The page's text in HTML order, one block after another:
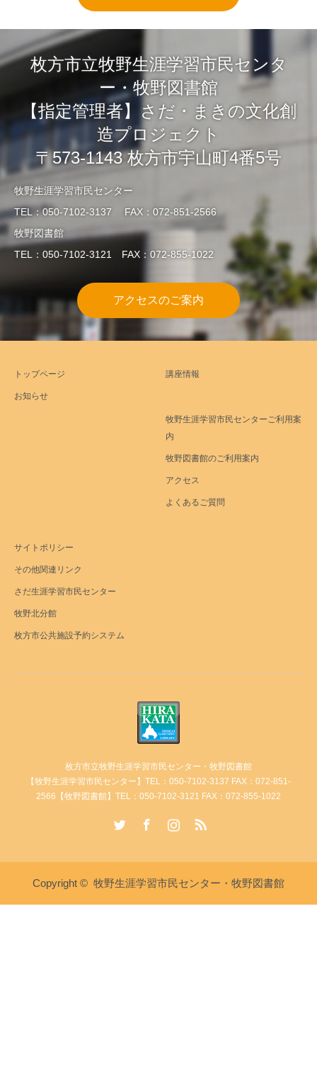
枚方市立牧野生涯学習市民センタ
ー・牧野図書館
【指定管理者】さだ・まきの文化創
造プロジェクト
〒573-1143 枚方市宇山町4番5号
牧野生涯学習市民センター
TEL：050-7102-3137 FAX：072-851-2566
牧野図書館
TEL：050-7102-3121 FAX：072-855-1022
アクセスのご案内
トップページ
お知らせ
講座情報
牧野生涯学習市民センターご利用案
内
牧野図書館のご利用案内
アクセス
よくあるご質問
サイトポリシー
その他関連リンク
さだ生涯学習市民センター
牧野北分館
枚方市公共施設予約システム
枚方市立牧野生涯学習市民センター・牧野図書館
【牧野生涯学習市民センター】TEL：050-7102-3137 FAX：072-851-
2566【牧野図書館】TEL：050-7102-3121 FAX：072-855-1022
Copyright © 牧野生涯学習市民センター・牧野図書館